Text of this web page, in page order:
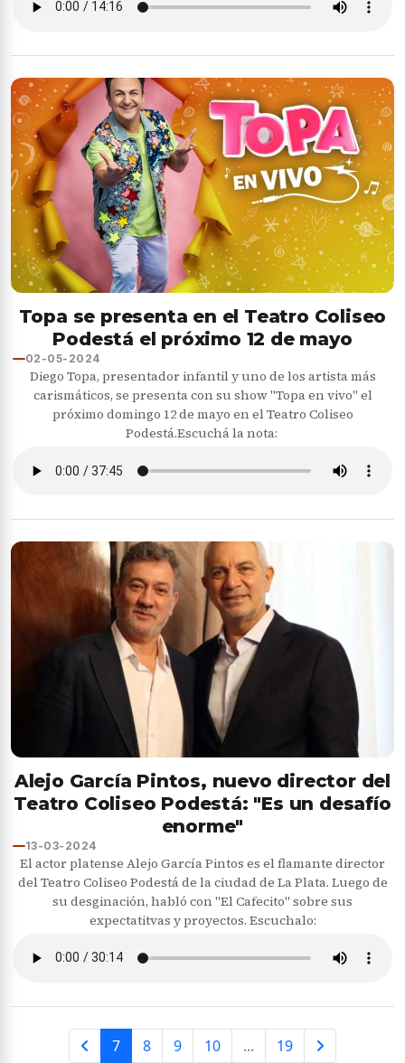
Topa se presenta en el Teatro Coliseo
Podestá el próximo 12 de mayo
02-05-2024
Diego Topa, presentador infantil y uno de los artista más
carismáticos, se presenta con su show "Topa en vivo" el
próximo domingo 12 de mayo en el Teatro Coliseo
Podestá.Escuchá la nota:
Alejo García Pintos, nuevo director del
Teatro Coliseo Podestá: "Es un desafío
enorme"
13-03-2024
El actor platense Alejo García Pintos es el flamante director
del Teatro Coliseo Podestá de la ciudad de La Plata. Luego de
su desginación, habló con "El Cafecito" sobre sus
expectatitvas y proyectos. Escuchalo:
7 8 9 10 ... 19